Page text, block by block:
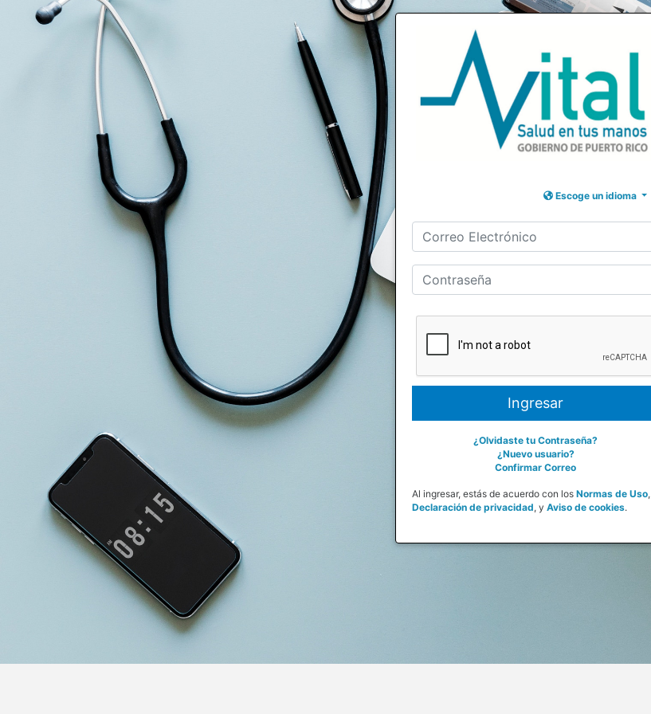
Escoge un idioma
¿Olvidaste tu Contraseña?
¿Nuevo usuario?
Confirmar Correo
Al ingresar, estás de acuerdo con los Normas de Uso,
Declaración de privacidad, y Aviso de cookies.